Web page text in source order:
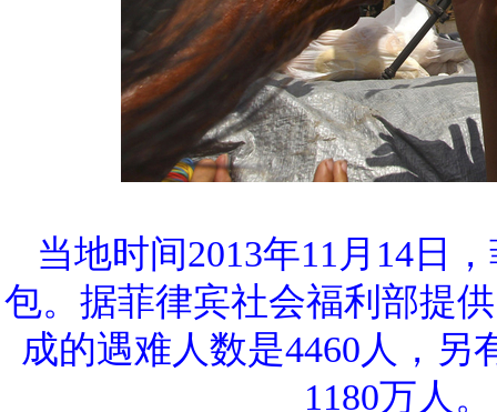
当地时间2013年11月14日
包。据菲律宾社会福利部提
成的遇难人数是4460人，
1180万人。